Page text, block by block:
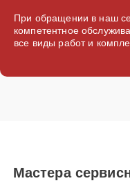
При обращении в наш
компетентное
все виды работ и
Мастера